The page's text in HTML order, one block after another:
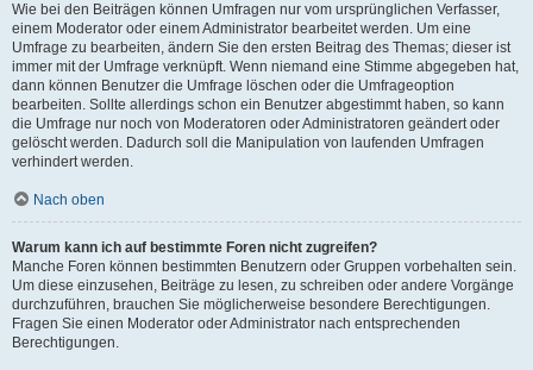
Wie bei den Beiträgen können Umfragen nur vom ursprünglichen Verfasser,
einem Moderator oder einem Administrator bearbeitet werden. Um eine
Umfrage zu bearbeiten, ändern Sie den ersten Beitrag des Themas; dieser ist
immer mit der Umfrage verknüpft. Wenn niemand eine Stimme abgegeben hat,
dann können Benutzer die Umfrage löschen oder die Umfrageoption
bearbeiten. Sollte allerdings schon ein Benutzer abgestimmt haben, so kann
die Umfrage nur noch von Moderatoren oder Administratoren geändert oder
gelöscht werden. Dadurch soll die Manipulation von laufenden Umfragen
verhindert werden.
Nach oben
Warum kann ich auf bestimmte Foren nicht zugreifen?
Manche Foren können bestimmten Benutzern oder Gruppen vorbehalten sein.
Um diese einzusehen, Beiträge zu lesen, zu schreiben oder andere Vorgänge
durchzuführen, brauchen Sie möglicherweise besondere Berechtigungen.
Fragen Sie einen Moderator oder Administrator nach entsprechenden
Berechtigungen.